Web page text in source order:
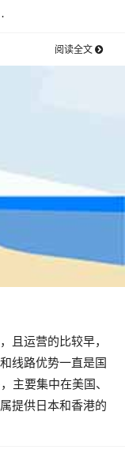
阅读全文
且运营的比较早，
线路优势一直是国
主要集中在美国、
提供日本和香港的